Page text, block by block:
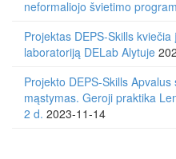
neformaliojo švietimo
Projektas DEPS-Skills
laboratoriją DELab Alytuje
Projekto DEPS-Skills
mąstymas. Geroji praktika
2 d. 2023-11-14